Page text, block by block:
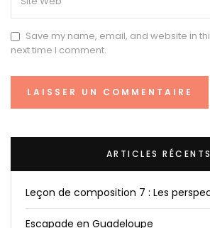
Save my name, email, and website in
next time I comment.
ARTICLES RÉCENTS
Leçon de composition 7 : Les
Escapade en Guadeloupe